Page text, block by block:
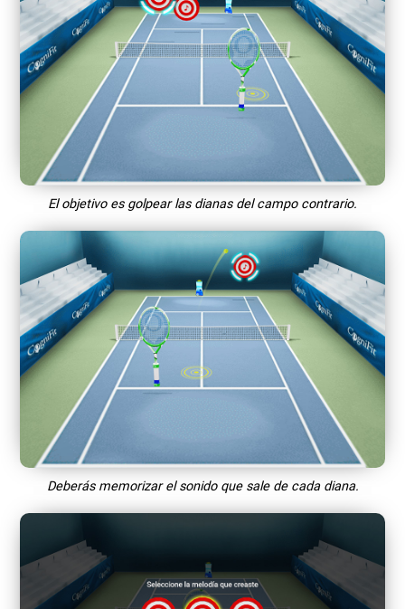
El objetivo es golpear las dianas del campo contrario.
Deberás memorizar el sonido que sale de cada diana.